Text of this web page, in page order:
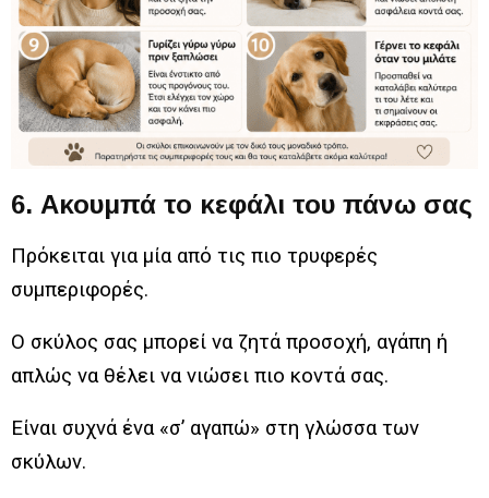
6. Ακουμπά το κεφάλι του πάνω σας
Πρόκειται για μία από τις πιο τρυφερές
συμπεριφορές.
Ο σκύλος σας μπορεί να ζητά προσοχή, αγάπη ή
απλώς να θέλει να νιώσει πιο κοντά σας.
Είναι συχνά ένα «σ’ αγαπώ» στη γλώσσα των
σκύλων.